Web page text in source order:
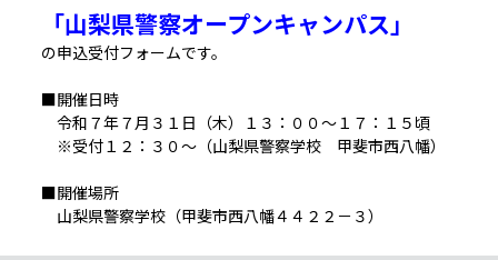
「山梨県警察オープンキャンパス」
の申込受付フォームです。
■開催日時
令和７年７月３１日（木）１３：００～１７：１５頃
※受付１２：３０～（山梨県警察学校 甲斐市西八幡）
■開催場所
山梨県警察学校（甲斐市西八幡４４２２－３）